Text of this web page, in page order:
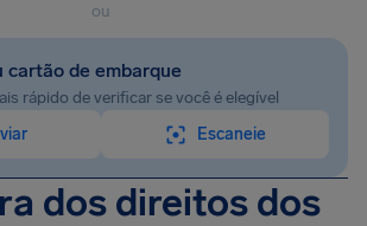
ou
cartão de embarque
rápido de verificar se você é elegível
Escaneie
dos direitos dos